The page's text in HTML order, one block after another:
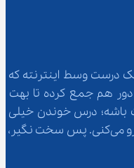
درست وسط اینترنته که
رو دور هم جمع کرده تا بهت
باشه؛ درس خوندن خیلی
آسون‌تر و باحال‌تر از چیزیه که فکرش رو می‌کنی. پس سخت نگیر،